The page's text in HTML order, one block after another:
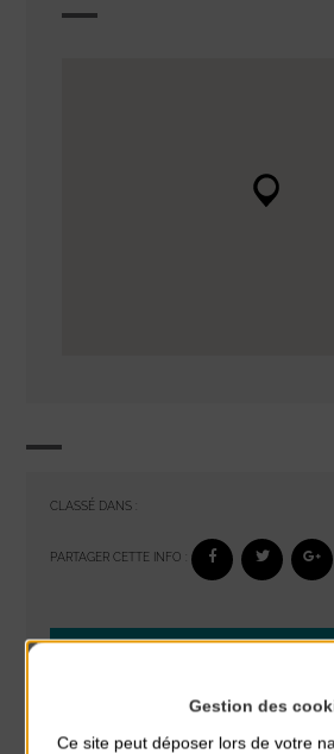
CLASSÉ DANS :
PARTAGER CETTE INFO :
Glisse & Environnement
Place du Général de Gaulle
Gestion des
Ce site peut déposer lors de votre